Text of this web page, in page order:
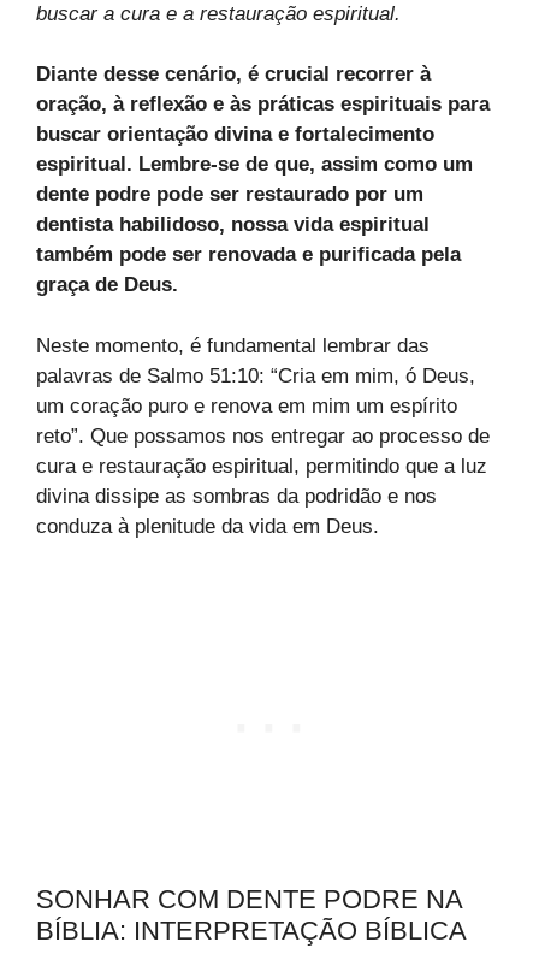
buscar a cura e a restauração espiritual.
Diante desse cenário, é crucial recorrer à
oração, à reflexão e às práticas espirituais para
buscar orientação divina e fortalecimento
espiritual. Lembre-se de que, assim como um
dente podre pode ser restaurado por um
dentista habilidoso, nossa vida espiritual
também pode ser renovada e purificada pela
graça de Deus.
Neste momento, é fundamental lembrar das
palavras de Salmo 51:10: “Cria em mim, ó Deus,
um coração puro e renova em mim um espírito
reto”. Que possamos nos entregar ao processo de
cura e restauração espiritual, permitindo que a luz
divina dissipe as sombras da podridão e nos
conduza à plenitude da vida em Deus.
SONHAR COM DENTE PODRE NA
BÍBLIA: INTERPRETAÇÃO BÍBLICA